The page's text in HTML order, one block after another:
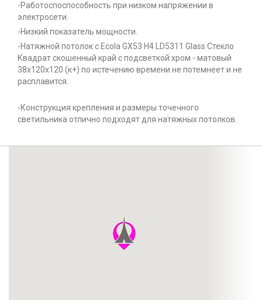
-Работоспоспособность при низком напряжении в
электросети.
-Низкий показатель мощности.
-Натяжной потолок с Ecola GX53 H4 LD5311 Glass Стекло
Квадрат скошенный край с подсветкой хром - матовый
38x120x120 (к+) по истечению времени не потемнеет и не
расплавится.
-Конструкция крепления и размеры точечного
светильника отлично подходят для натяжных потолков.